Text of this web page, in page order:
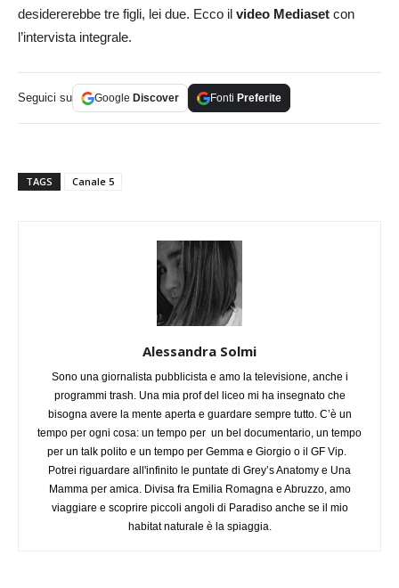
desidererebbe tre figli, lei due. Ecco il video Mediaset con
l’intervista integrale.
Seguici su Google Discover Fonti Preferite
TAGS Canale 5
Alessandra Solmi
Sono una giornalista pubblicista e amo la televisione, anche i
programmi trash. Una mia prof del liceo mi ha insegnato che
bisogna avere la mente aperta e guardare sempre tutto. C’è un
tempo per ogni cosa: un tempo per un bel documentario, un tempo
per un talk polito e un tempo per Gemma e Giorgio o il GF Vip.
Potrei riguardare all'infinito le puntate di Grey’s Anatomy e Una
Mamma per amica. Divisa fra Emilia Romagna e Abruzzo, amo
viaggiare e scoprire piccoli angoli di Paradiso anche se il mio
habitat naturale è la spiaggia.